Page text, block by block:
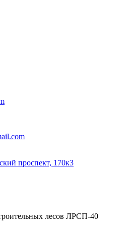
проспект, 170к3
лесов ЛРСП-40